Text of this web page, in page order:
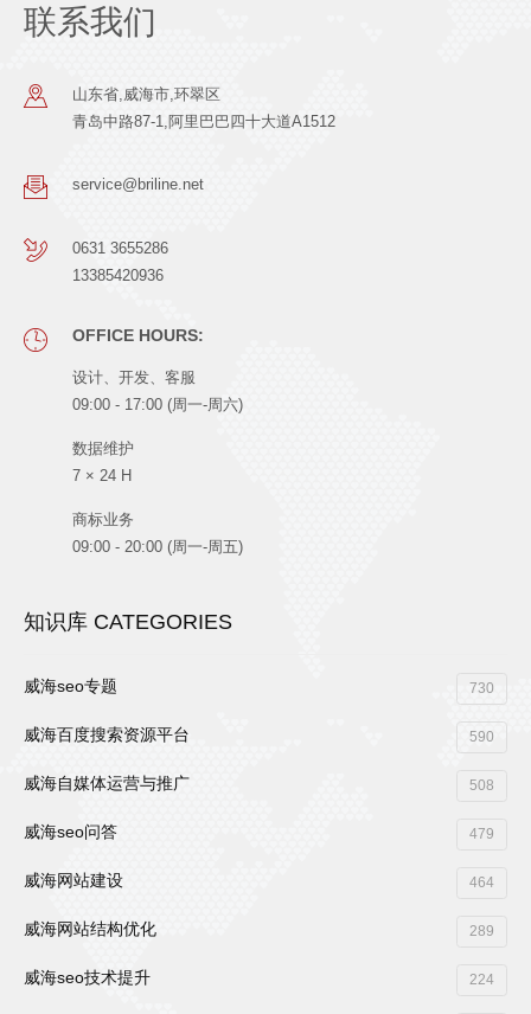
联系我们
山东省,威海市,环翠区
青岛中路87-1,阿里巴巴四十大道A1512
service@briline.net
0631 3655286
13385420936
OFFICE HOURS:
设计、开发、客服
09:00 - 17:00 (周一-周六)
数据维护
7 × 24 H
商标业务
09:00 - 20:00 (周一-周五)
知识库 CATEGORIES
威海seo专题 730
威海百度搜索资源平台 590
威海自媒体运营与推广 508
威海seo问答 479
威海网站建设 464
威海网站结构优化 289
威海seo技术提升 224